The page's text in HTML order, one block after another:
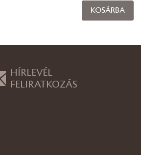
KOSÁRBA
HÍRLEVÉL
FELIRATKOZÁS